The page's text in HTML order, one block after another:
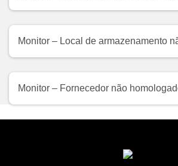
Monitor – Local de armazenamento
Monitor – Fornecedor não